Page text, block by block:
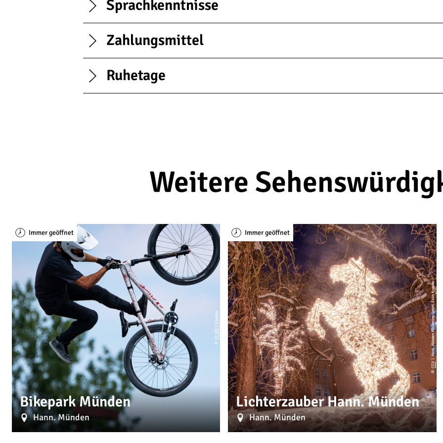
Sprachkenntnisse
Zahlungsmittel
Ruhetage
Weitere
Immer geöffnet
Bikepark Münden
Hann. Münden
©
CC-BY
| Pixabay
Immer geöffnet
Lichterzauber Hann. Münden
Hann. Münden
©
CC0
| Hann. Münden Marketing GmbH, Eson Krusha